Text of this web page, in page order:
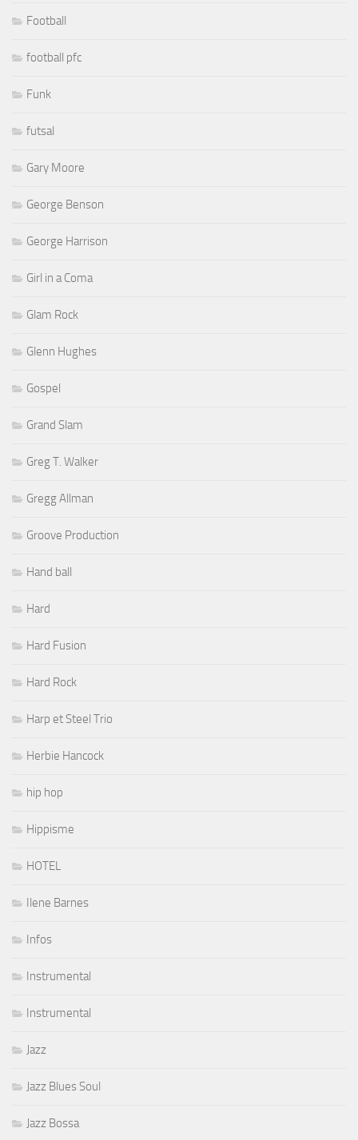
Football
football pfc
Funk
futsal
Gary Moore
George Benson
George Harrison
Girl in a Coma
Glam Rock
Glenn Hughes
Gospel
Grand Slam
Greg T. Walker
Gregg Allman
Groove Production
Hand ball
Hard
Hard Fusion
Hard Rock
Harp et Steel Trio
Herbie Hancock
hip hop
Hippisme
HOTEL
Ilene Barnes
Infos
Instrumental
Instrumental
Jazz
Jazz Blues Soul
Jazz Bossa